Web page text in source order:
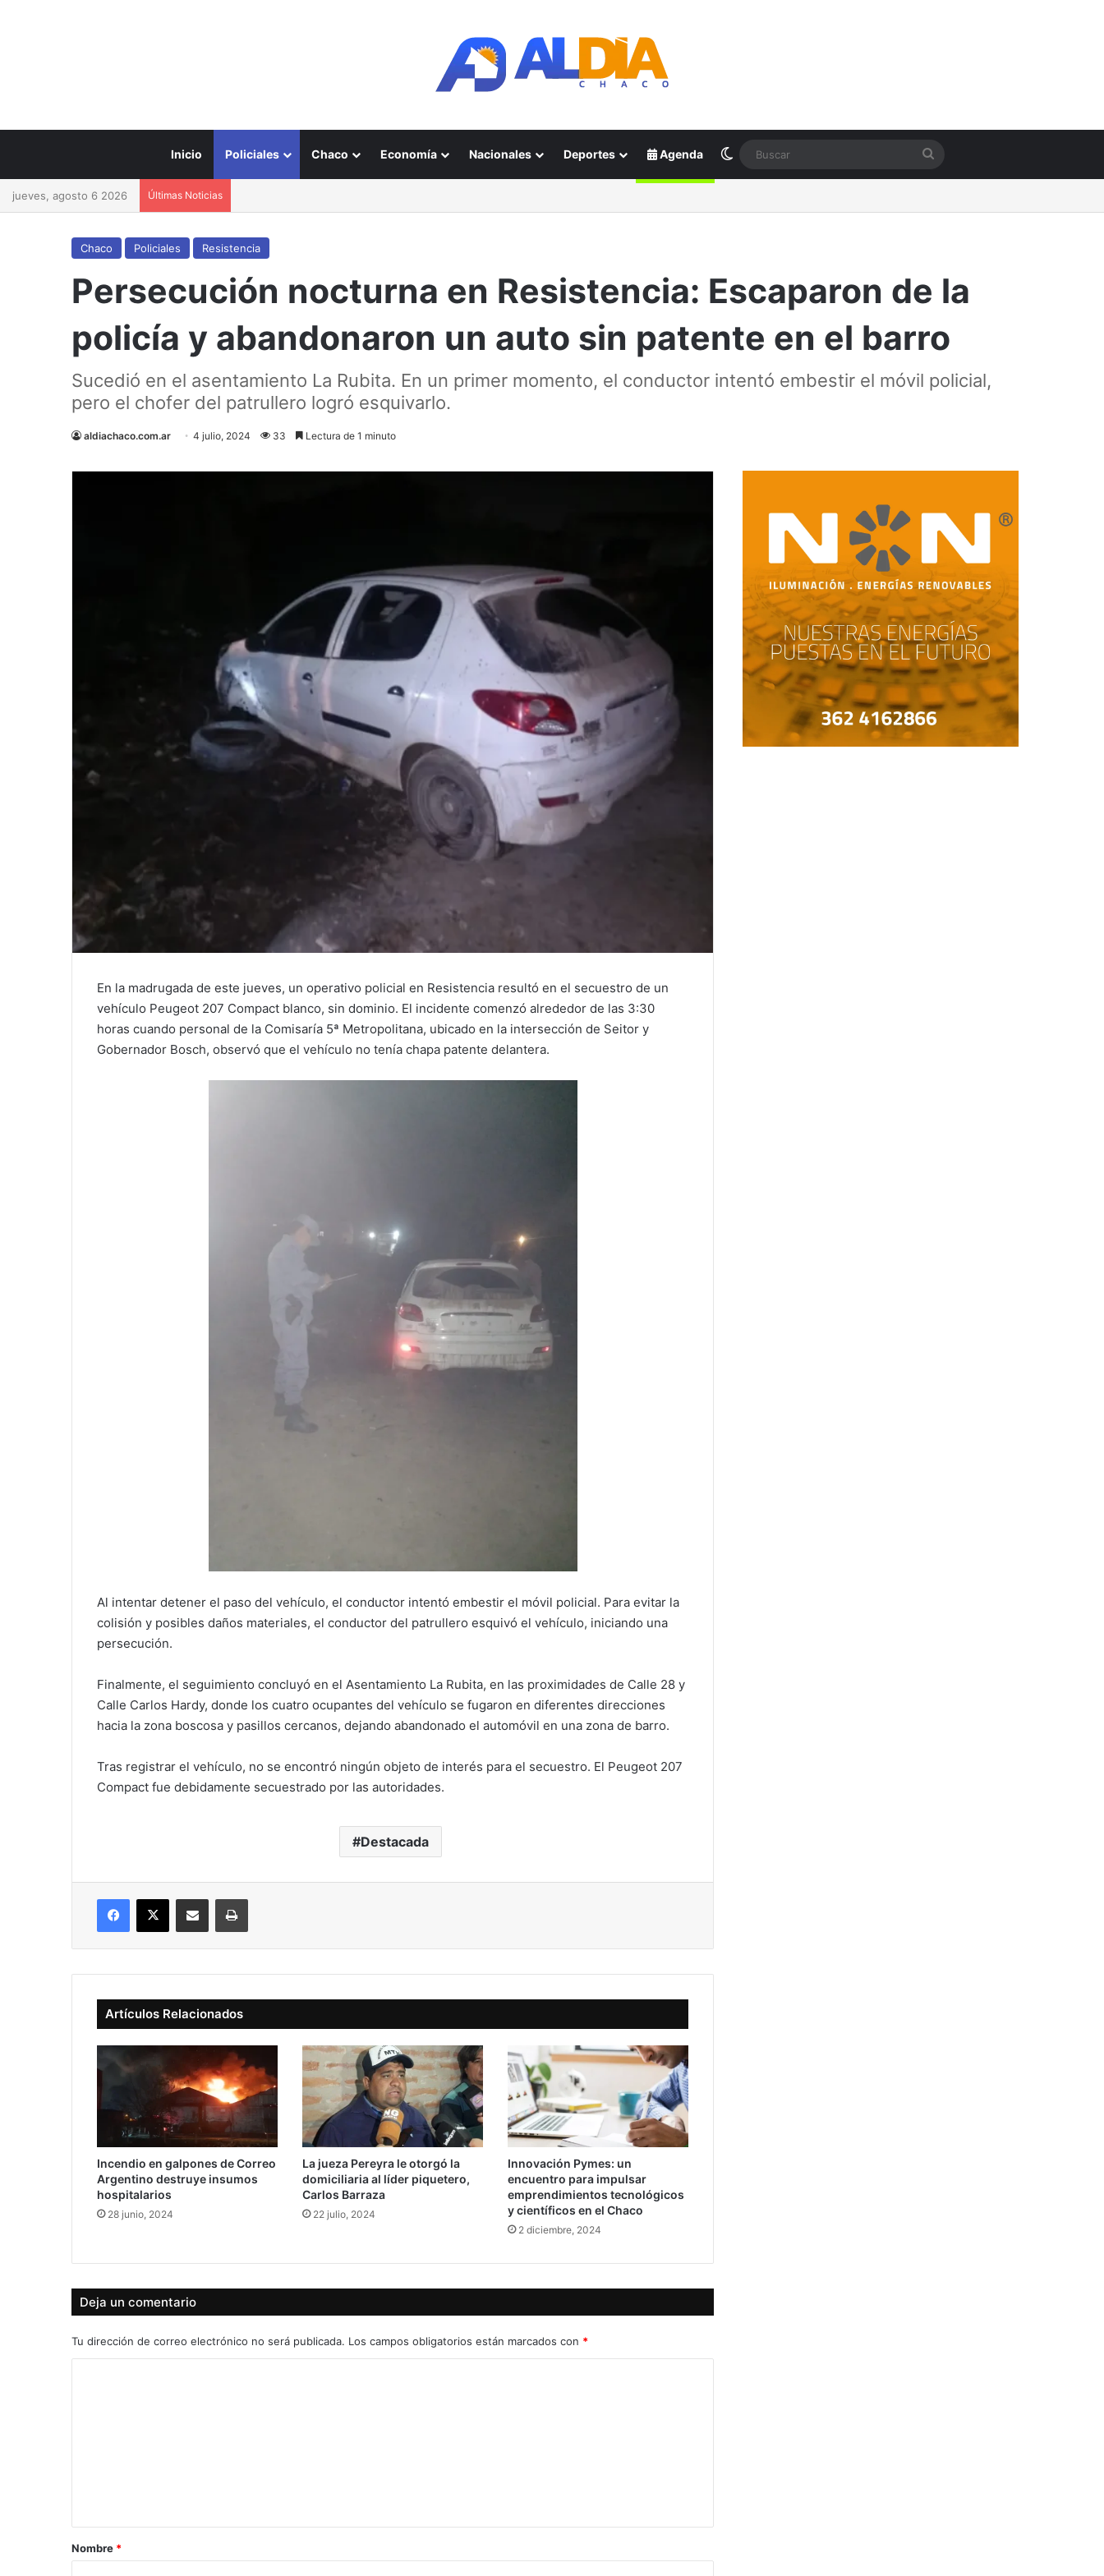
Inicio Policiales Chaco Economía Nacionales Deportes Agenda Switch skin
jueves, agosto 6 2026 Últimas Noticias
Chaco Policiales Resistencia
Persecución nocturna en Resistencia: Escaparon de la
policía y abandonaron un auto sin patente en el barro
Sucedió en el asentamiento La Rubita. En un primer momento, el conductor intentó embestir el móvil policial,
pero el chofer del patrullero logró esquivarlo.
aldiachaco.com.ar 4 julio, 2024 33 Lectura de 1 minuto
En la madrugada de este jueves, un operativo policial en Resistencia resultó en el secuestro de un
vehículo Peugeot 207 Compact blanco, sin dominio. El incidente comenzó alrededor de las 3:30
horas cuando personal de la Comisaría 5ª Metropolitana, ubicado en la intersección de Seitor y
Gobernador Bosch, observó que el vehículo no tenía chapa patente delantera.
Al intentar detener el paso del vehículo, el conductor intentó embestir el móvil policial. Para evitar la
colisión y posibles daños materiales, el conductor del patrullero esquivó el vehículo, iniciando una
persecución.
Finalmente, el seguimiento concluyó en el Asentamiento La Rubita, en las proximidades de Calle 28 y
Calle Carlos Hardy, donde los cuatro ocupantes del vehículo se fugaron en diferentes direcciones
hacia la zona boscosa y pasillos cercanos, dejando abandonado el automóvil en una zona de barro.
Tras registrar el vehículo, no se encontró ningún objeto de interés para el secuestro. El Peugeot 207
Compact fue debidamente secuestrado por las autoridades.
Destacada
Facebook
X Compartir vía correo electrónicoImprimir
Artículos Relacionados
Incendio en galpones de Correo
Argentino destruye insumos
hospitalarios
28 junio, 2024
La jueza Pereyra le otorgó la
domiciliaria al líder piquetero,
Carlos Barraza
22 julio, 2024
Innovación Pymes: un
encuentro para impulsar
emprendimientos tecnológicos
y científicos en el Chaco
2 diciembre, 2024
Deja un comentario
Tu dirección de correo electrónico no será publicada. Los campos obligatorios están marcados con *
r
Nombre *